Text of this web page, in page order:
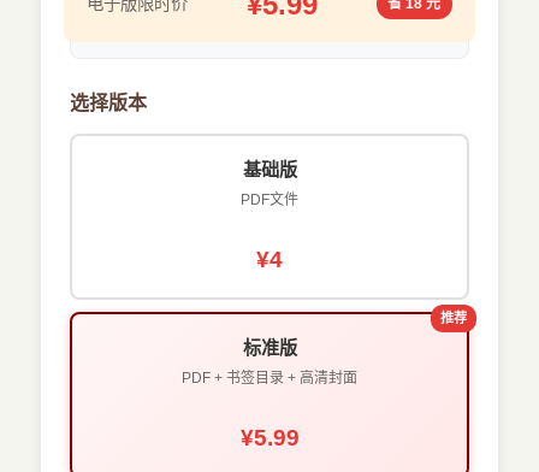
省 18 元
选择版本
基础版
PDF文件
¥4
推荐
标准版
PDF + 书签目录 + 高清封面
¥5.99